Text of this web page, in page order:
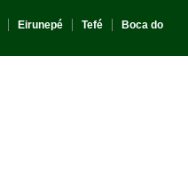
Eirunepé Tefé
Boca do